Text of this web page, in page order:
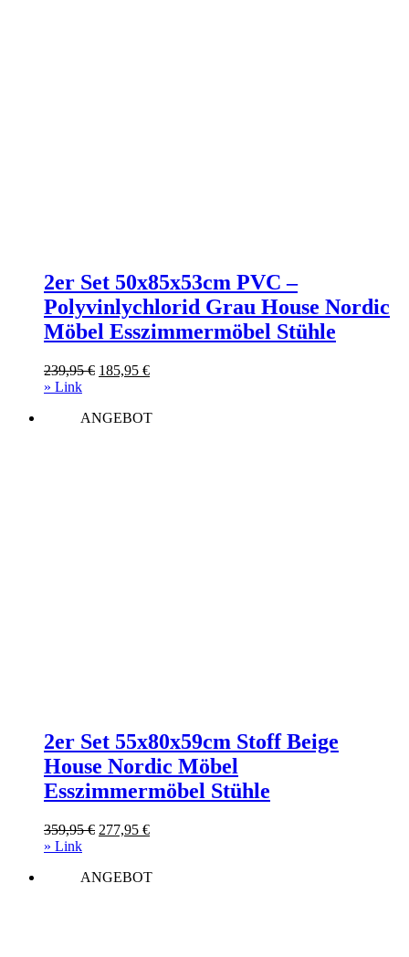
2er Set 50x85x53cm PVC –
Polyvinlychlorid Grau House Nordic
Möbel Esszimmermöbel Stühle
239,95€ Ursprünglicher
239,95 €
185,95 €Aktueller
185,95 €.
» Link
ANGEBOT
2er Set 55x80x59cm Stoff Beige
House Nordic Möbel
Esszimmermöbel Stühle
359,95€ Ursprünglicher
359,95 €
277,95 €Aktueller
277,95 €.
» Link
ANGEBOT